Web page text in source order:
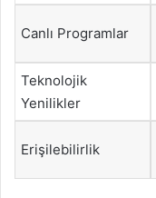
Canlı Programlar
Teknolojik
Yenilikler
Erişilebilirlik